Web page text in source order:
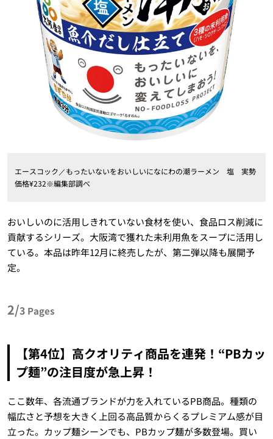
エースコック／もったいないをおいしいになにわの潮ラーメン 塩 実勢
価格¥232※編集部調べ
おいしいのに活用しきれていない食材を使い、食品ロス削減に
貢献するシリーズ。大阪湾で獲れた未利用魚をスープに活用し
ている。本品は昨年12月に終売したが、第二弾以降も展開予
定。
2/3 Pages
【第4位】高クオリティ商品を連発！“PBカッ
プ麺”の注目度が急上昇！
ここ数年、各流通ブランドが力を入れているPB商品。種類の
幅広さと予想を大きく上回る高品質からくるプレミアム感が目
立った。カップ麺シーンでも、PBカップ麺が多数登場。買い